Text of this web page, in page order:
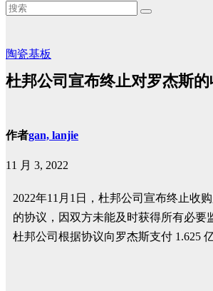
陶瓷基板
杜邦公司宣布终止对罗杰斯的
作者gan, lanjie
11 月 3, 2022
2022年11月1日，杜邦公司宣布终止收
的协议，因双方未能及时获得所有必要
杜邦公司根据协议向罗杰斯支付 1.625